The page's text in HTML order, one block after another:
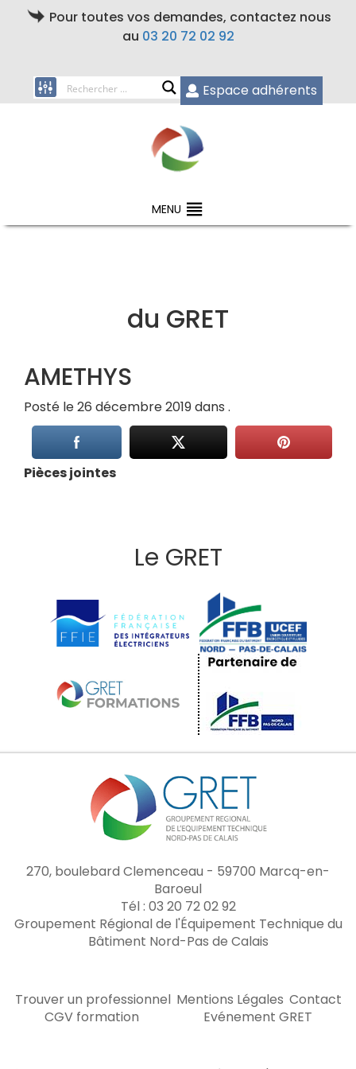
Pour toutes vos demandes, contactez nous
au 03 20 72 02 92
Espace adhérents
MENU
du GRET
AMETHYS
Posté le 26 décembre 2019 dans .
Pièces jointes
Le GRET
270, boulebard Clemenceau - 59700 Marcq-en-
Baroeul
Tél : 03 20 72 02 92
Groupement Régional de l'Équipement Technique du
Bâtiment Nord-Pas de Calais
Trouver un professionnel Mentions Légales Contact
CGV formation
Evénement GRET